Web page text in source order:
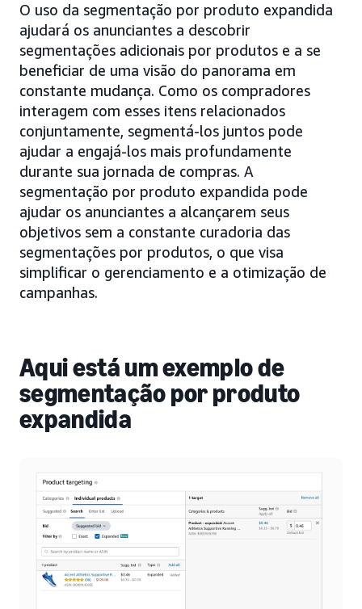
O uso da segmentação por produto expandida
ajudará os anunciantes a descobrir
segmentações adicionais por produtos e a se
beneficiar de uma visão do panorama em
constante mudança. Como os compradores
interagem com esses itens relacionados
conjuntamente, segmentá-los juntos pode
ajudar a engajá-los mais profundamente
durante sua jornada de compras. A
segmentação por produto expandida pode
ajudar os anunciantes a alcançarem seus
objetivos sem a constante curadoria das
segmentações por produtos, o que visa
simplificar o gerenciamento e a otimização de
campanhas.
Aqui está um exemplo de
segmentação por produto
expandida